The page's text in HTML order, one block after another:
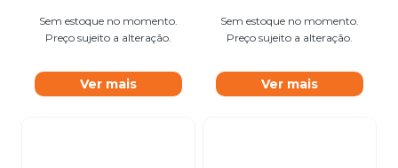
Sem estoque no momento.
Preço sujeito a alteração.
Ver mais
Sem estoque no momento.
Preço sujeito a alteração.
Ver mais